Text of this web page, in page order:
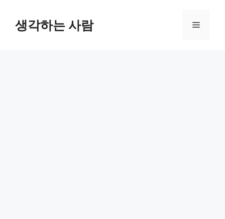
content생각하는 사람 Menu